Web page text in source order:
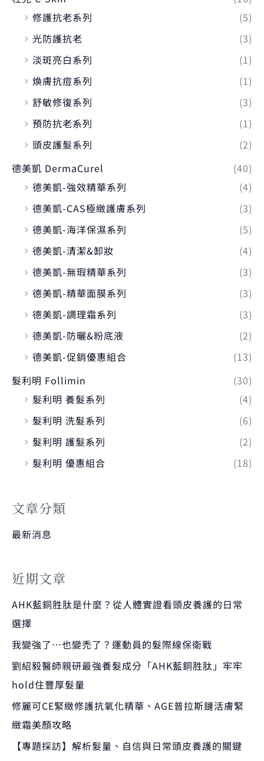
修護抗老系列
(5)
光防護抗老
(3)
淡斑亮白系列
(1)
煥膚抗痘系列
(1)
舒敏修復系列
(3)
預防抗老系列
(1)
頭皮護髮系列
(2)
德美凱 DermaCurel
(40)
德美凱-強效精華系列
(4)
德美凱-CAS極緻護膚系列
(3)
德美凱-海洋保濕系列
(5)
德美凱-清潔&卸妝
(4)
德美凱-無瑕精華系列
(3)
德美凱-精華面膜系列
(3)
德美凱-調理霜系列
(3)
德美凱-防曬&粉底液
(2)
德美凱-促銷優惠組合
(13)
髮利明 Follimin
(30)
髮利明 養髮系列
(4)
髮利明 洗髮系列
(6)
髮利明 護髮系列
(2)
髮利明 優惠組合
(18)
文章分類
最新消息
近期文章
AHK藍銅胜肽是什麼？從人體實證看頭皮養護的日常
選擇
我變強了…也變禿了？運動員的髮際線保衛戰
劉紹毅醫師親研最強養髮成分「AHK藍銅胜肽」牢牢
hold住豐厚髮量
修麗可CE緊緻修護抗氧化精華、AGE普拉斯鏈活膚緊
緻霜美顏攻略
【專題採訪】解析髮量、自信與日常頭皮養護的關鍵